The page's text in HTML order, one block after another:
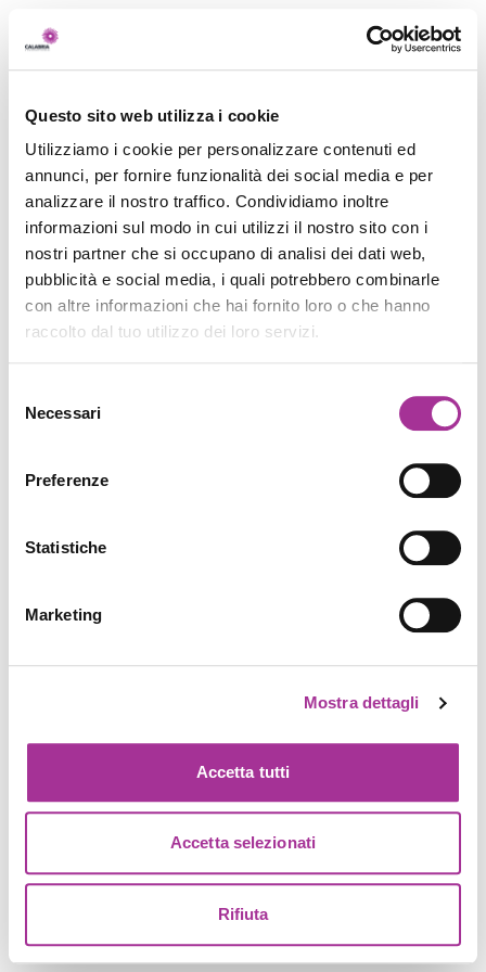
Questo sito web utilizza i cookie
Utilizziamo i cookie per personalizzare contenuti ed
annunci, per fornire funzionalità dei social media e per
analizzare il nostro traffico. Condividiamo inoltre
informazioni sul modo in cui utilizzi il nostro sito con i
nostri partner che si occupano di analisi dei dati web,
pubblicità e social media, i quali potrebbero combinarle
con altre informazioni che hai fornito loro o che hanno
raccolto dal tuo utilizzo dei loro servizi.
delNecessari
Preferenze
Statistiche
Marketing
Mostra dettagli
Accetta tutti
Accetta selezionati
Rifiuta